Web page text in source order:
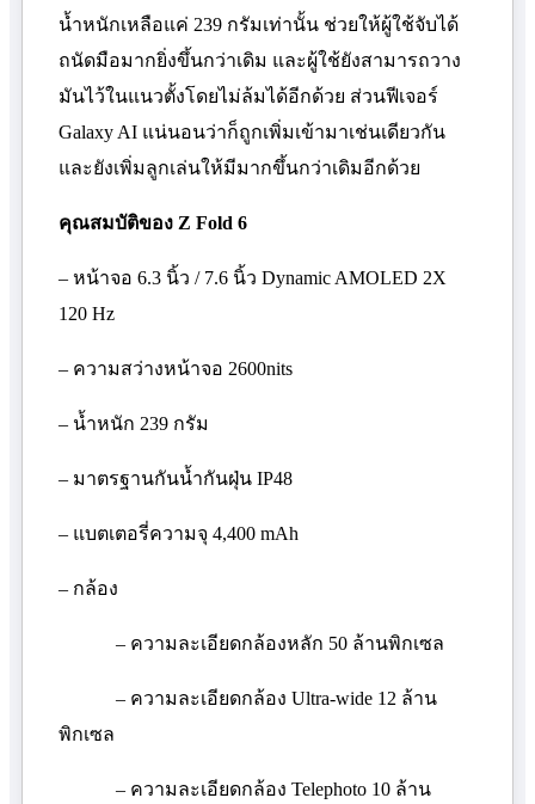
น้ำหนักเหลือแค่ 239 กรัมเท่านั้น ช่วยให้ผู้ใช้จับได้
ถนัดมือมากยิ่งขึ้นกว่าเดิม และผู้ใช้ยังสามารถวาง
มันไว้ในแนวตั้งโดยไม่ล้มได้อีกด้วย ส่วนฟีเจอร์
Galaxy AI แน่นอนว่าก็ถูกเพิ่มเข้ามาเช่นเดียวกัน
และยังเพิ่มลูกเล่นให้มีมากขึ้นกว่าเดิมอีกด้วย
คุณสมบัติของ Z Fold 6
– หน้าจอ 6.3 นิ้ว / 7.6 นิ้ว Dynamic AMOLED 2X
120 Hz
– ความสว่างหน้าจอ 2600nits
– น้ำหนัก 239 กรัม
– มาตรฐานกันน้ำกันฝุ่น IP48
– แบตเตอรี่ความจุ 4,400 mAh
– กล้อง
– ความละเอียดกล้องหลัก 50 ล้านพิกเซล
– ความละเอียดกล้อง Ultra-wide 12 ล้าน
พิกเซล
– ความละเอียดกล้อง Telephoto 10 ล้าน